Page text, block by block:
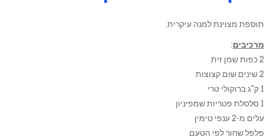
תוספת מצוינת למנה עיקרית.
מרכיבים:
2 כפות שמן זית
2 שינים שום קצוצות
1 ק"ג ברוקולי טרי
1 סלסלת פטריות שמפיניון
עלים מ-2 ענפי טימין
פלפל שחור לפי הטעם